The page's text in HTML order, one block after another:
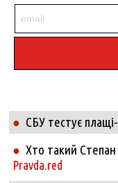
● СБУ тестує
● Хто такий Степан
Pravda.red